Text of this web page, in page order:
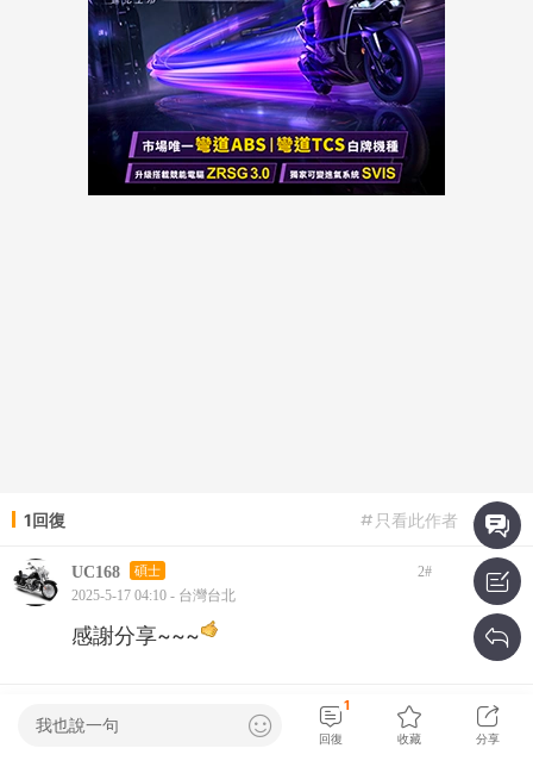
1回復 倒序
只看此作者
UC168 碩士 2#
2025-5-17 04:10 - 台灣台北
感謝分享~~~
已顯示全部內容
我也說一句
回復
1
收藏 分享